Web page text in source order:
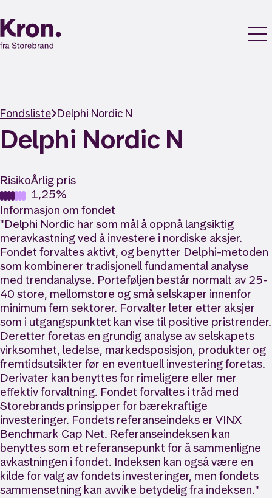
Fondsliste Delphi Nordic N
Delphi Nordic N
RisikoÅrlig pris
1,25%
Informasjon om fondet
"Delphi Nordic har som mål å oppnå langsiktig
meravkastning ved å investere i nordiske aksjer.
Fondet forvaltes aktivt, og benytter Delphi-metoden
som kombinerer tradisjonell fundamental analyse
med trendanalyse. Porteføljen består normalt av 25-
40 store, mellomstore og små selskaper innenfor
minimum fem sektorer. Forvalter leter etter aksjer
som i utgangspunktet kan vise til positive pristrender.
Deretter foretas en grundig analyse av selskapets
virksomhet, ledelse, markedsposisjon, produkter og
fremtidsutsikter før en eventuell investering foretas.
Derivater kan benyttes for rimeligere eller mer
effektiv forvaltning. Fondet forvaltes i tråd med
Storebrands prinsipper for bærekraftige
investeringer. Fondets referanseindeks er VINX
Benchmark Cap Net. Referanseindeksen kan
benyttes som et referansepunkt for å sammenligne
avkastningen i fondet. Indeksen kan også være en
kilde for valg av fondets investeringer, men fondets
sammensetning kan avvike betydelig fra indeksen."